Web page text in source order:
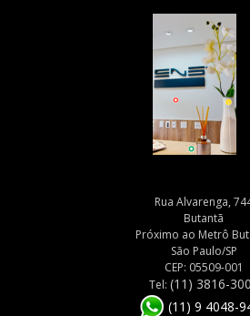
Rua Alvarenga,
Butantã
Próximo ao Metrô
São Paulo/SP
CEP: 05509-001
Tel: (11) 3816-
(11) 9 4048-